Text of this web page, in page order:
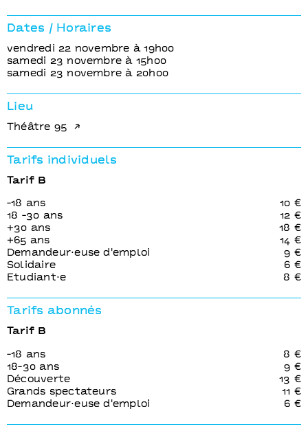
Dates / Horaires
vendredi 22 novembre à 19h00
samedi 23 novembre à 15h00
samedi 23 novembre à 20h00
Lieu
Théâtre 95
Tarifs individuels
Tarif B
-18 ans
10 €
18 -30 ans
12 €
+30 ans
18 €
+65 ans
14 €
Demandeur⋅euse d'emploi
9 €
Solidaire
6 €
Etudiant⋅e
8 €
Tarifs abonnés
Tarif B
-18 ans
8 €
18-30 ans
9 €
Découverte
13 €
Grands spectateurs
11 €
Demandeur⋅euse d'emploi
6 €